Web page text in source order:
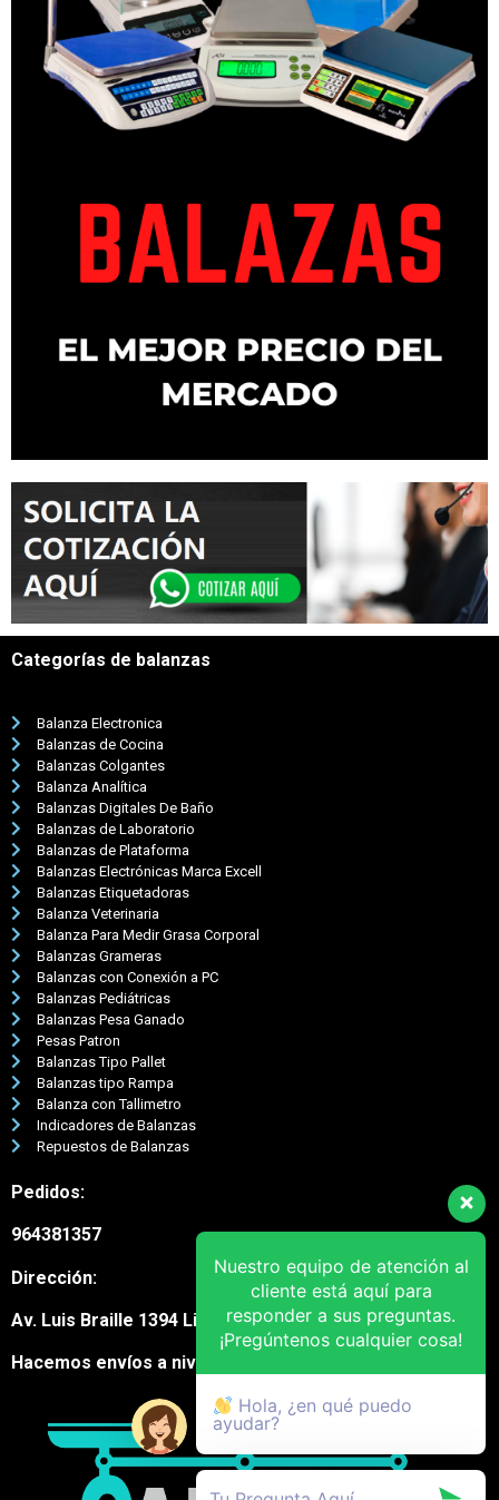
Categorías de balanzas
Balanza Electronica
Balanzas de Cocina
Balanzas Colgantes
Balanza Analítica
Balanzas Digitales De Baño
Balanzas de Laboratorio
Balanzas de Plataforma
Balanzas Electrónicas Marca Excell
Balanzas Etiquetadoras
Balanza Veterinaria
Balanza Para Medir Grasa Corporal
Balanzas Grameras
Balanzas con Conexión a PC
Balanzas Pediátricas
Balanzas Pesa Ganado
Pesas Patron
Balanzas Tipo Pallet
Balanzas tipo Rampa
Balanza con Tallimetro
Indicadores de Balanzas
Repuestos de Balanzas
Pedidos:
964381357
Dirección:
Av. Luis Braille 1394 Lima Cercado
Hacemos envíos a nivel nacional
Nuestro equipo de atención al
cliente está aquí para
responder a sus preguntas.
¡Pregúntenos cualquier cosa!
Hola, ¿en qué puedo
ayudar?